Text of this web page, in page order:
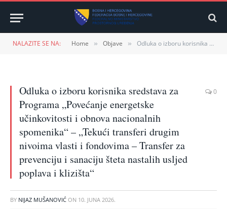
NALAZITE SE NA: Home » Objave » Odluka o izboru korisnika sredstava za Programa „Povećanje energetske učinkovitosti i obnova nacionalnih spomenika“ – „Tekući transferi drugim nivoima vlasti i fondovima – Transfer za prevenciju i sanaciju šteta nastalih usljed poplava i klizišta“
Odluka o izboru korisnika sredstava za
Programa „Povećanje energetske
učinkovitosti i obnova nacionalnih
spomenika“ – „Tekući transferi drugim
nivoima vlasti i fondovima – Transfer za
prevenciju i sanaciju šteta nastalih usljed
poplava i klizišta“
0
BY NIJAZ MUŠANOVIĆ ON 10. JUNA 2026.